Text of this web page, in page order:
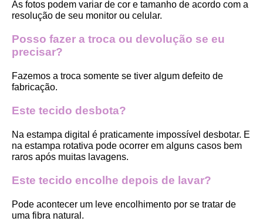
As fotos podem variar de cor e tamanho de acordo com a
resolução de seu monitor ou celular.
Posso fazer a troca ou devolução se eu
precisar?
Fazemos a troca somente se tiver algum defeito de
fabricação.
Este tecido desbota?
Na estampa digital é praticamente impossível desbotar. E
na estampa rotativa pode ocorrer em alguns casos bem
raros após muitas lavagens.
Este tecido encolhe depois de lavar?
Pode acontecer um leve encolhimento por se tratar de
uma fibra natural.